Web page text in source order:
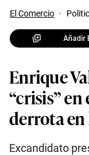
El Comercio ·
Añadir
Enrique
“crisis”
derrota en
Excandidato